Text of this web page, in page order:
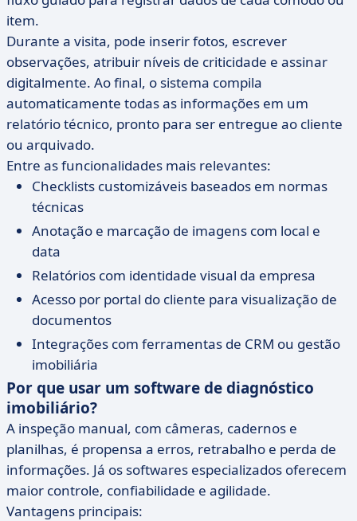
item.
Durante a visita, pode inserir fotos, escrever
observações, atribuir níveis de criticidade e assinar
digitalmente. Ao final, o sistema compila
automaticamente todas as informações em um
relatório técnico, pronto para ser entregue ao cliente
ou arquivado.
Entre as funcionalidades mais relevantes:
Checklists customizáveis baseados em normas
técnicas
Anotação e marcação de imagens com local e
data
Relatórios com identidade visual da empresa
Acesso por portal do cliente para visualização de
documentos
Integrações com ferramentas de CRM ou gestão
imobiliária
Por que usar um software de diagnóstico
imobiliário?
A inspeção manual, com câmeras, cadernos e
planilhas, é propensa a erros, retrabalho e perda de
informações. Já os softwares especializados oferecem
maior controle, confiabilidade e agilidade.
Vantagens principais: